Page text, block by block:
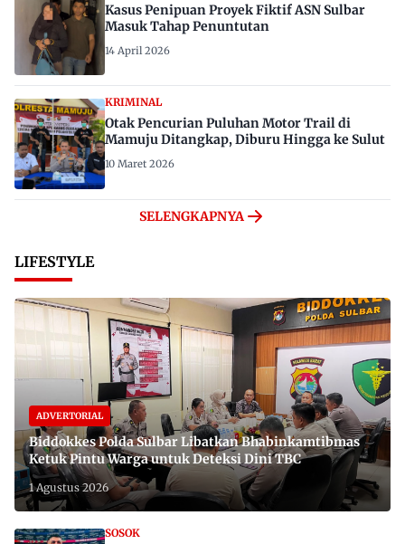
Kasus Penipuan Proyek Fiktif ASN Sulbar
Masuk Tahap Penuntutan
14 April 2026
KRIMINAL
Otak Pencurian Puluhan Motor Trail di
Mamuju Ditangkap, Diburu Hingga ke Sulut
10 Maret 2026
SELENGKAPNYA
LIFESTYLE
ADVERTORIAL
Biddokkes Polda Sulbar Libatkan Bhabinkamtibmas
Ketuk Pintu Warga untuk Deteksi Dini TBC
1 Agustus 2026
SOSOK